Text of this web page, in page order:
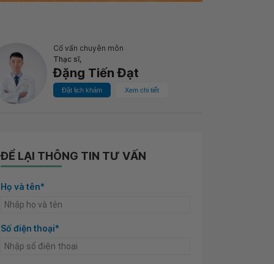
Cố vấn chuyên môn
Thạc sĩ,
Đặng Tiến Đạt
Đặt lịch khám Xem chi tiết
ĐỂ LẠI THÔNG TIN TƯ VẤN
Họ và tên*
Số điện thoại*